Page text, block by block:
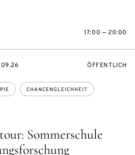
17:00 — 20:00
Sommerschule
CHANCENGLEICHHEIT
ÖFFENTLICH